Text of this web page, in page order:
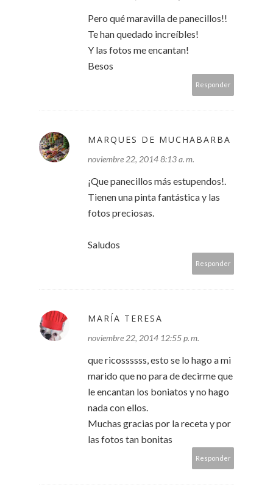
Pero qué maravilla de panecillos!!
Te han quedado increíbles!
Y las fotos me encantan!
Besos
Responder
MARQUES DE MUCHABARBA
noviembre 22, 2014 8:13 a. m.
¡Que panecillos más estupendos!.
Tienen una pinta fantástica y las
fotos preciosas.
Saludos
Responder
MARÍA TERESA
noviembre 22, 2014 12:55 p. m.
que ricossssss, esto se lo hago a mi
marido que no para de decirme que
le encantan los boniatos y no hago
nada con ellos.
Muchas gracias por la receta y por
las fotos tan bonitas
Responder